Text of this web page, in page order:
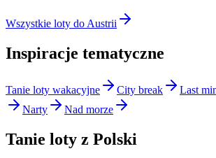
Wszystkie loty do Austrii
Inspiracje tematyczne
Tanie loty wakacyjne City break Last
Narty
Nad morze
Tanie loty z Polski